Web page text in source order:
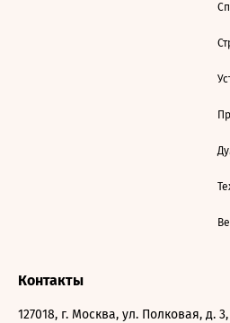
Контакты
127018, г. Москва, ул. Полковая, д. 3,